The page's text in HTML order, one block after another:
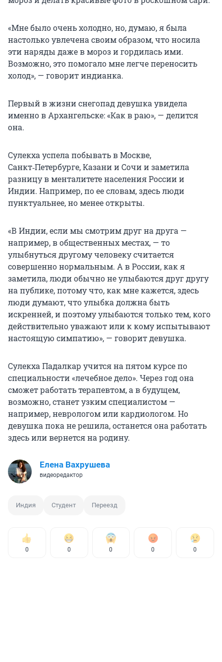
«Мне было очень холодно, но, думаю, я была
настолько увлечена своим образом, что носила
эти наряды даже в мороз и гордилась ими.
Возможно, это помогало мне легче переносить
холод», — говорит индианка.
Первый в жизни снегопад девушка увидела
именно в Архангельске: «Как в раю», — делится
она.
Сулекха успела побывать в Москве,
Санкт‑Петербурге, Казани и Сочи и заметила
разницу в менталитете населения России и
Индии. Например, по ее словам, здесь люди
пунктуальнее, но менее открыты.
«В Индии, если мы смотрим друг на друга —
например, в общественных местах, — то
улыбнуться другому человеку считается
совершенно нормальным. А в России, как я
заметила, люди обычно не улыбаются друг другу
на публике, потому что, как мне кажется, здесь
люди думают, что улыбка должна быть
искренней, и поэтому улыбаются только тем, кого
действительно уважают или к кому испытывают
настоящую симпатию», — говорит девушка.
Сулекха Падалкар учится на пятом курсе по
специальности «лечебное дело». Через год она
сможет работать терапевтом, а в будущем,
возможно, станет узким специалистом —
например, неврологом или кардиологом. Но
девушка пока не решила, останется она работать
здесь или вернется на родину.
Елена Вахрушева
видеоредактор
Индия Студент Переезд
0 0 0 0 0